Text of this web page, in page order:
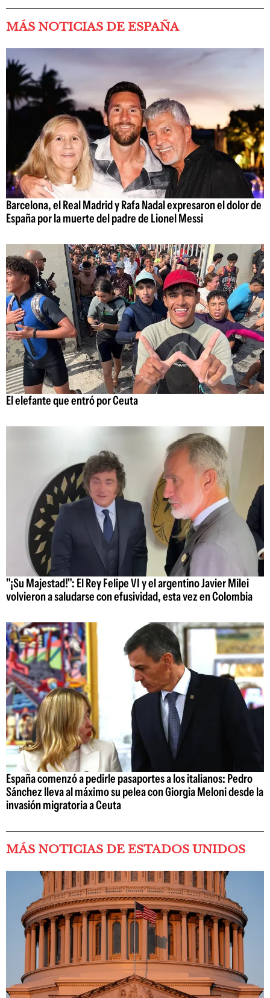
MÁS NOTICIAS DE ESPAÑA
Barcelona, el Real Madrid y Rafa Nadal expresaron el dolor de
España por la muerte del padre de Lionel Messi
El elefante que entró por Ceuta
"¡Su Majestad!": El Rey Felipe VI y el argentino Javier Milei
volvieron a saludarse con efusividad, esta vez en Colombia
España comenzó a pedirle pasaportes a los italianos: Pedro
Sánchez lleva al máximo su pelea con Giorgia Meloni desde la
invasión migratoria a Ceuta
MÁS NOTICIAS DE ESTADOS UNIDOS